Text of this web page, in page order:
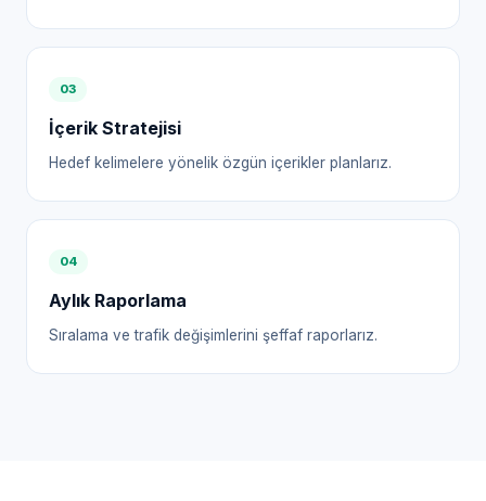
03
İçerik Stratejisi
Hedef kelimelere yönelik özgün içerikler planlarız.
04
Aylık Raporlama
Sıralama ve trafik değişimlerini şeffaf raporlarız.